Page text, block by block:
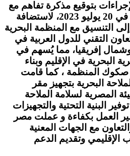
بتوقيع مذكرة تفاهم مع
المنظمة البحرية الدولية في 20 يوليو 2023، لاستضافة
التنسيق مع المنظمة البحرية
التقني للدول العربية في
إفريقيا، مما يُسهم في
البحرية في الإقليم وبناء
صكوك المنظمة ، كما قامت
البحرية بتجهيز مقر
المصرية لسلامة الملاحة
البنية التحتية والتجهيزات
العمل بكفاءة و عملت مصر
مع الجهات المعنية
وتقديم الدعم